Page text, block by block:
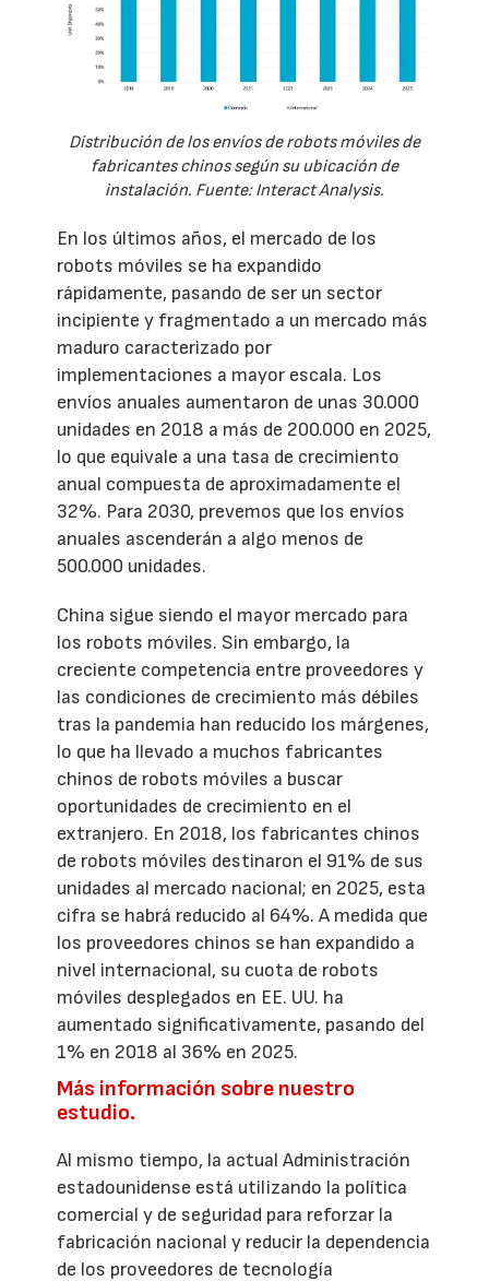
Distribución de los envíos de robots móviles de
fabricantes chinos según su ubicación de
instalación. Fuente: Interact Analysis.
En los últimos años, el mercado de los
robots móviles se ha expandido
rápidamente, pasando de ser un sector
incipiente y fragmentado a un mercado más
maduro caracterizado por
implementaciones a mayor escala. Los
envíos anuales aumentaron de unas 30.000
unidades en 2018 a más de 200.000 en 2025,
lo que equivale a una tasa de crecimiento
anual compuesta de aproximadamente el
32%. Para 2030, prevemos que los envíos
anuales ascenderán a algo menos de
500.000 unidades.
China sigue siendo el mayor mercado para
los robots móviles. Sin embargo, la
creciente competencia entre proveedores y
las condiciones de crecimiento más débiles
tras la pandemia han reducido los márgenes,
lo que ha llevado a muchos fabricantes
chinos de robots móviles a buscar
oportunidades de crecimiento en el
extranjero. En 2018, los fabricantes chinos
de robots móviles destinaron el 91% de sus
unidades al mercado nacional; en 2025, esta
cifra se habrá reducido al 64%. A medida que
los proveedores chinos se han expandido a
nivel internacional, su cuota de robots
móviles desplegados en EE. UU. ha
aumentado significativamente, pasando del
1% en 2018 al 36% en 2025.
Más información sobre nuestro
estudio.
Al mismo tiempo, la actual Administración
estadounidense está utilizando la política
comercial y de seguridad para reforzar la
fabricación nacional y reducir la dependencia
de los proveedores de tecnología